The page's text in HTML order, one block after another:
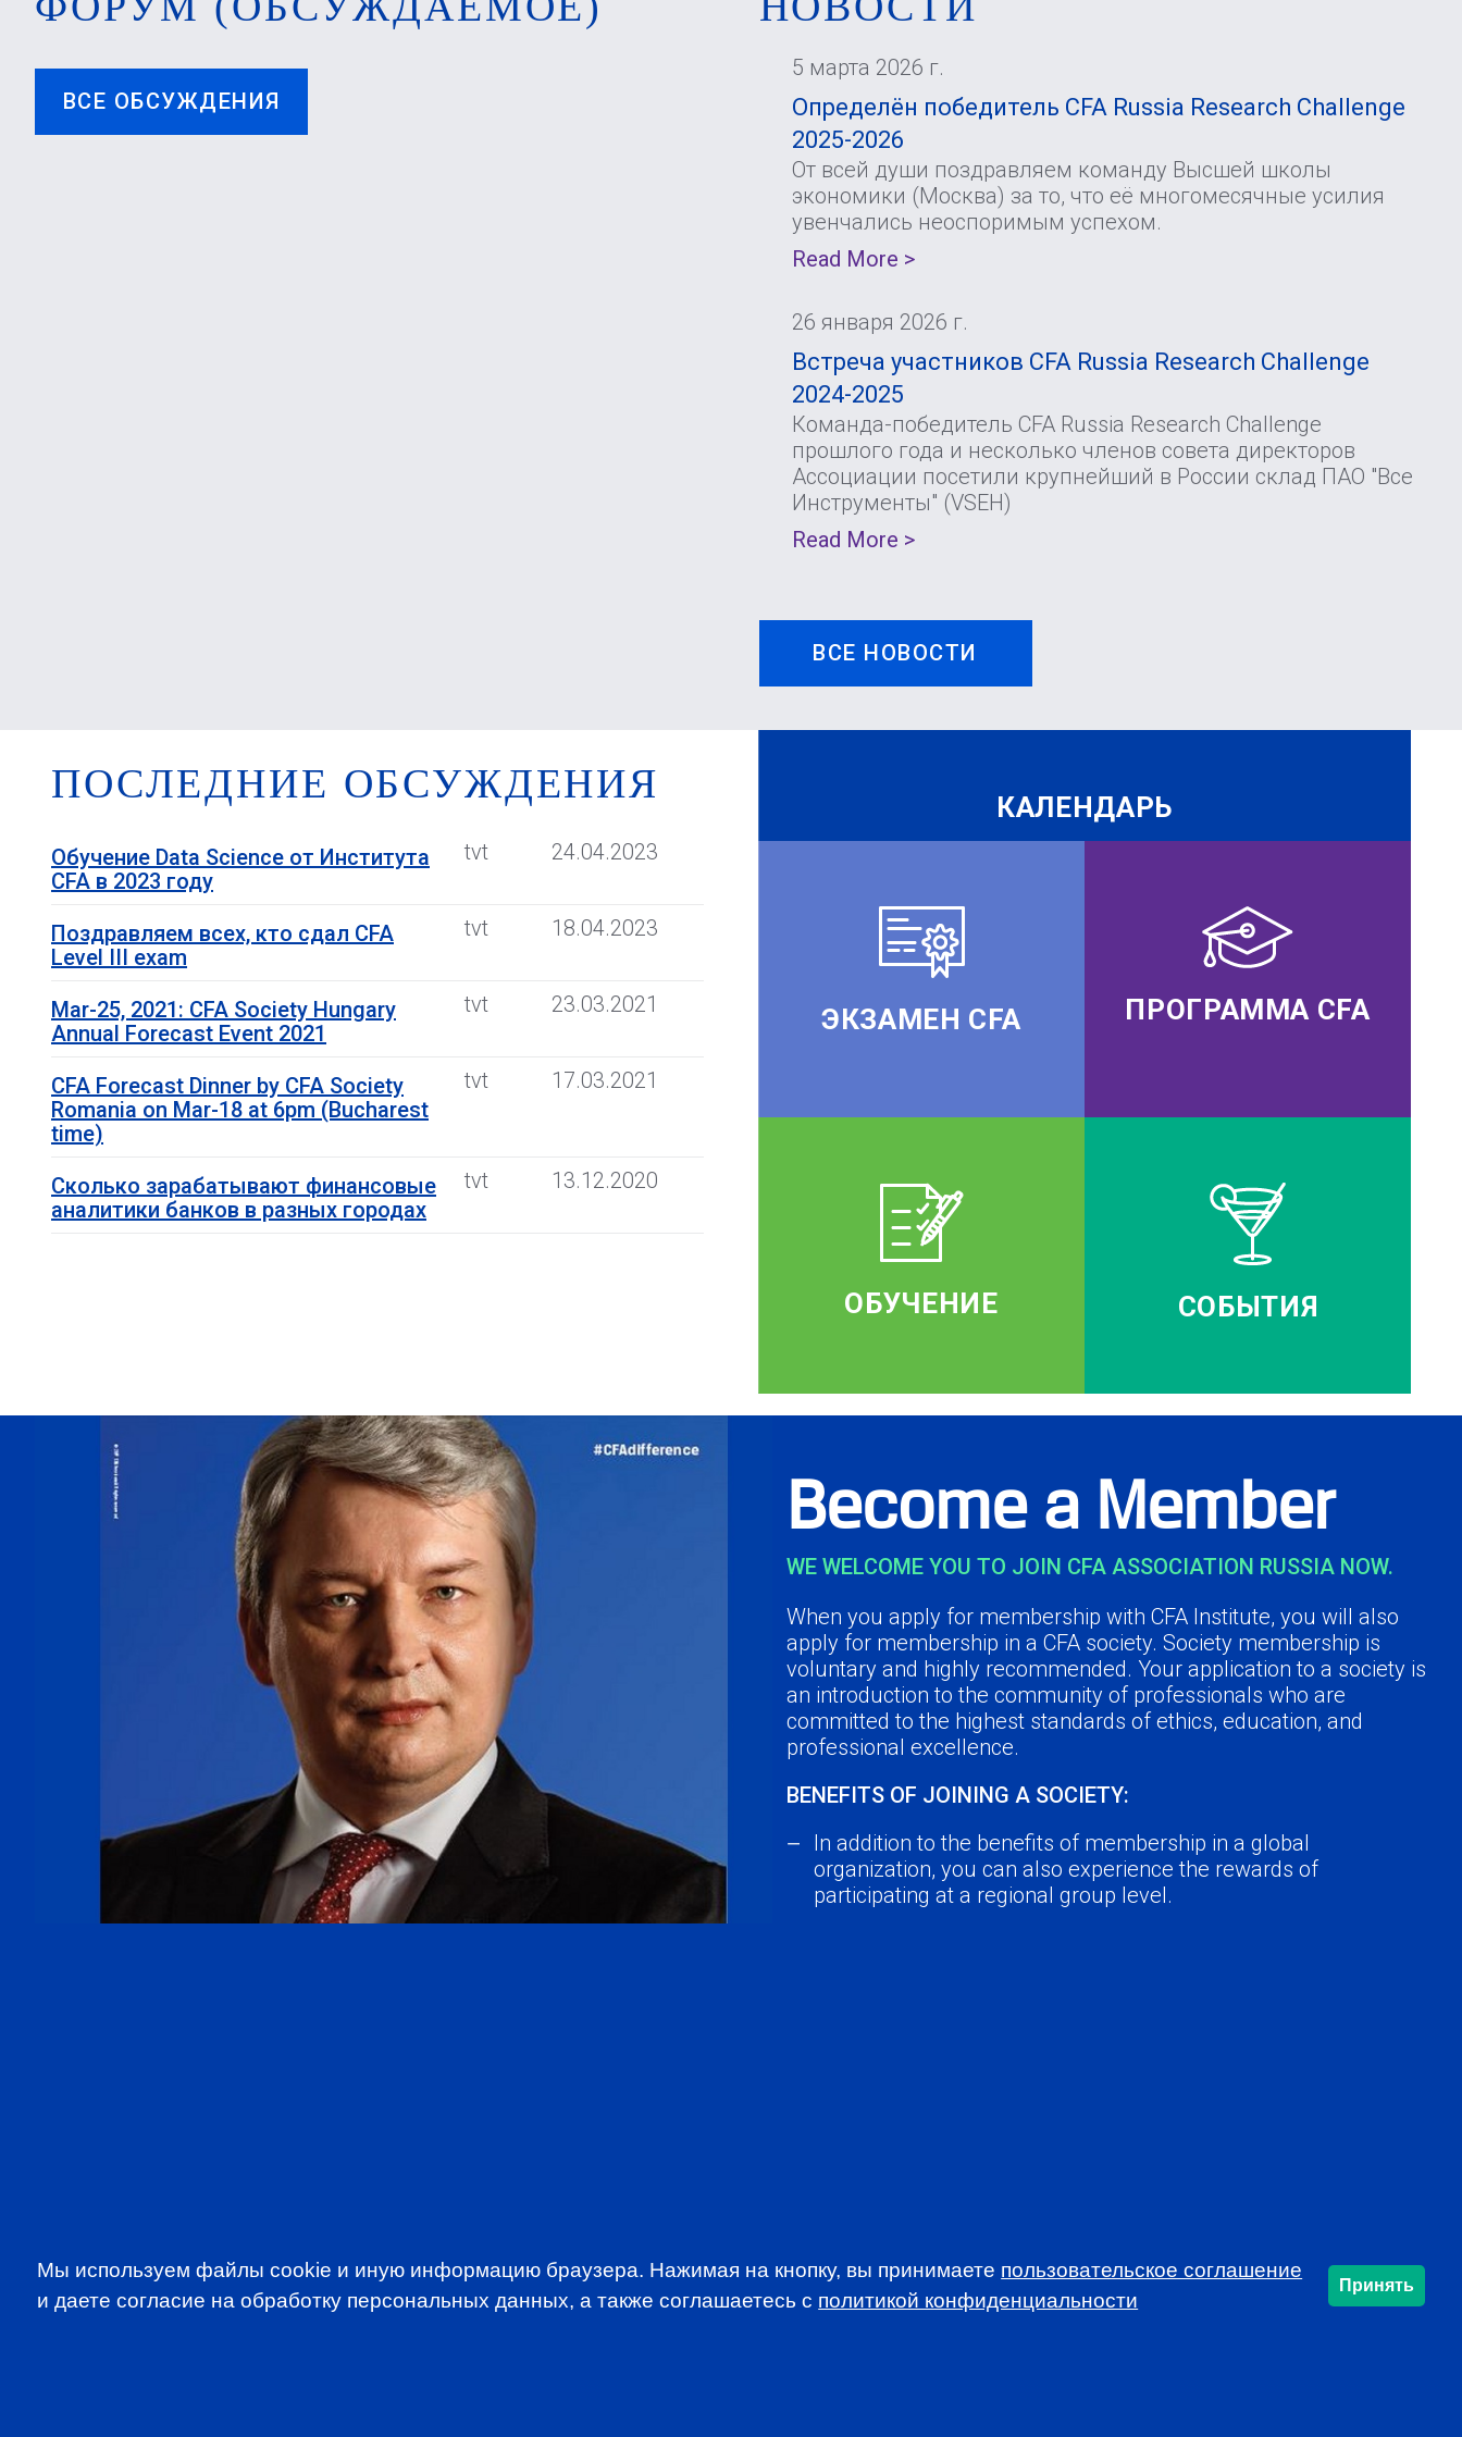
ВСЕ ОБСУЖДЕНИЯ
5 марта 2026 г.
Определён победитель CFA Russia Research Challenge
2025-2026
От всей души поздравляем команду Высшей школы
экономики (Москва) за то, что её многомесячные усилия
увенчались неоспоримым успехом.
Read More >
26 января 2026 г.
Встреча участников CFA Russia Research Challenge
2024-2025
Команда-победитель CFA Russia Research Challenge
прошлого года и несколько членов совета директоров
Ассоциации посетили крупнейший в России склад ПАО "Все
Инструменты" (VSEH)
Read More >
ВСЕ НОВОСТИ
ПОСЛЕДНИЕ ОБСУЖДЕНИЯ
Обучение Data Science от Института
CFA в 2023 году
tvt 24.04.2023
Поздравляем всех, кто сдал CFA
Level III exam
tvt 18.04.2023
Mar-25, 2021: CFA Society Hungary
Annual Forecast Event 2021
tvt 23.03.2021
CFA Forecast Dinner by CFA Society
Romania on Mar-18 at 6pm (Bucharest
time)
tvt 17.03.2021
Сколько зарабатывают финансовые
аналитики банков в разных городах
tvt 13.12.2020
КАЛЕНДАРЬ
ЭКЗАМЕН CFA ПРОГРАММА CFA
ОБУЧЕНИЕ СОБЫТИЯ
Become a Member
WE WELCOME YOU TO JOIN CFA ASSOCIATION RUSSIA NOW.
When you apply for membership with CFA Institute, you will also
apply for membership in a CFA society. Society membership is
voluntary and highly recommended. Your application to a society is
an introduction to the community of professionals who are
committed to the highest standards of ethics, education, and
professional excellence.
BENEFITS OF JOINING A SOCIETY:
In addition to the benefits of membership in a global
organization, you can also experience the rewards of
participating at a regional group level.
JOIN CFA RUSSIA!
Мы используем файлы cookie и иную информацию браузера. Нажимая на кнопку, вы принимаете пользовательское соглашение
и даете согласие на обработку персональных данных, а также соглашаетесь c политикой конфиденциальности
Принять